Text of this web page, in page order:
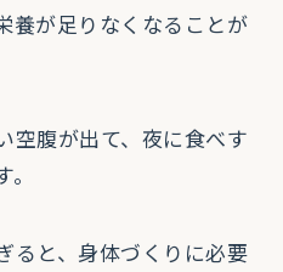
養が足りなくなることが
空腹が出て、夜に食べす
ると、身体づくりに必要